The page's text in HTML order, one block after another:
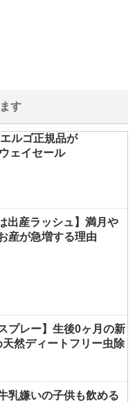
す
ルゴ正規品が
ェイセール
出産ラッシュ】満月や
産が急増する理由
プレー】生後0ヶ月の新
然ディートフリー虫除
乳嫌いの子供も飲める